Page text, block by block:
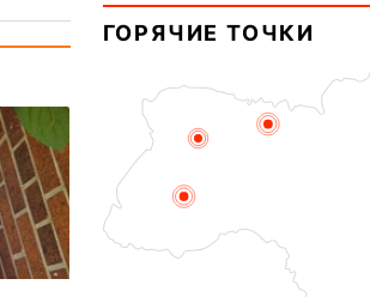
Корни́лия...
ГОРЯЧИЕ ТОЧКИ